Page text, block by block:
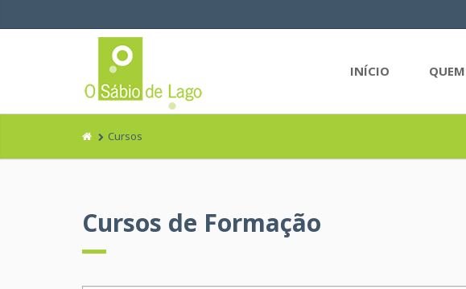
INÍCIO
Cursos
Cursos de Formação